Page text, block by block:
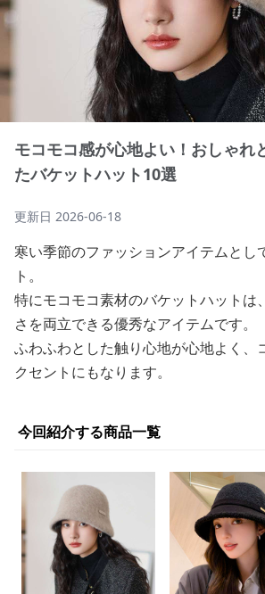
モコモコ感が心地よい！おしゃれ
たバケットハット10選
更新日 2026-06-18
寒い季節のファッションアイテムとし
ト。
特にモコモコ素材のバケットハットは
さを両立できる優秀なアイテムです。
ふわふわとした触り心地が心地よく、
クセントにもなります。
今回紹介する商品一覧